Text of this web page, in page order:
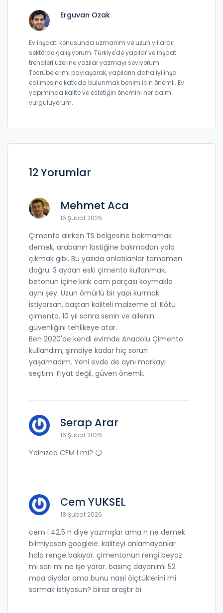
Erguvan Ozak
Ev inşaatı konusunda uzmanım ve uzun yıllardır
sektörde çalışıyorum. Türkiye'de yapılar ve inşaat
trendleri üzerine yazılar yazmayı seviyorum.
Tecrübelerimi paylaşarak, yapıların daha iyi inşa
edilmesine katkıda bulunmak benim için önemli. Ev
yapımında kalite ve estetiğin önemini her daim
vurguluyorum.
12 Yorumlar
Mehmet Aca
16 Şubat 2026
Çimento alırken TS belgesine bakmamak
demek, arabanın lastiğine bakmadan yola
çıkmak gibi. Bu yazıda anlatılanlar tamamen
doğru. 3 aydan eski çimento kullanmak,
betonun içine kırık cam parçası koymakla
aynı şey. Uzun ömürlü bir yapı kurmak
istiyorsan, baştan kaliteli malzeme al. Kötü
çimento, 10 yıl sonra senin ve ailenin
güvenliğini tehlikeye atar.
Ben 2020'de kendi evimde Anadolu Çimento
kullandım, şimdiye kadar hiç sorun
yaşamadım. Yeni evde de aynı markayı
seçtim. Fiyat değil, güven önemli.
Serap Arar
16 Şubat 2026
Yalnızca CEM I mi? 😏
Cem YUKSEL
18 Şubat 2026
cem i 42,5 n diye yazmışlar ama n ne demek
bilmiyosan googlele. kaliteyi anlamayanlar
hala renge bakıyor. çimentonun rengi beyaz
mı sarı mı ne işe yarar. basınç dayanımı 52
mpa diyolar ama bunu nasıl ölçtüklerini mi
sormak istiyosun? biraz araştır bi.